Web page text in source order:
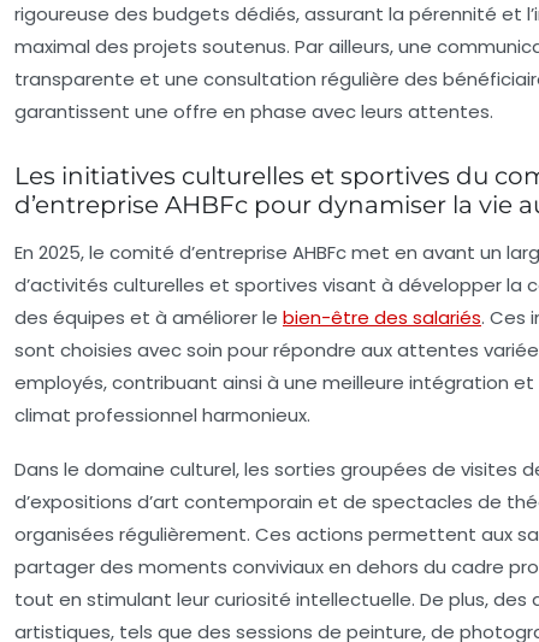
rigoureuse des budgets dédiés, assurant la pérennité et
maximal des projets soutenus. Par ailleurs, une
transparente et une consultation régulière des
garantissent une offre en phase avec leurs attentes.
Les initiatives culturelles et sportives du
d’entreprise AHBFc pour dynamiser la vie
En 2025, le comité d’entreprise AHBFc met en avant un
d’activités culturelles et sportives visant à développer la
des équipes et à améliorer le bien-être des salariés. Ces
sont choisies avec soin pour répondre aux attentes
employés, contribuant ainsi à une meilleure intégration et
climat professionnel harmonieux.
Dans le domaine culturel, les sorties groupées de visites
d’expositions d’art contemporain et de spectacles de
organisées régulièrement. Ces actions permettent aux
partager des moments conviviaux en dehors du cadre
tout en stimulant leur curiosité intellectuelle. De plus, des
artistiques, tels que des sessions de peinture, de